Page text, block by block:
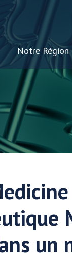
Notre Région
un